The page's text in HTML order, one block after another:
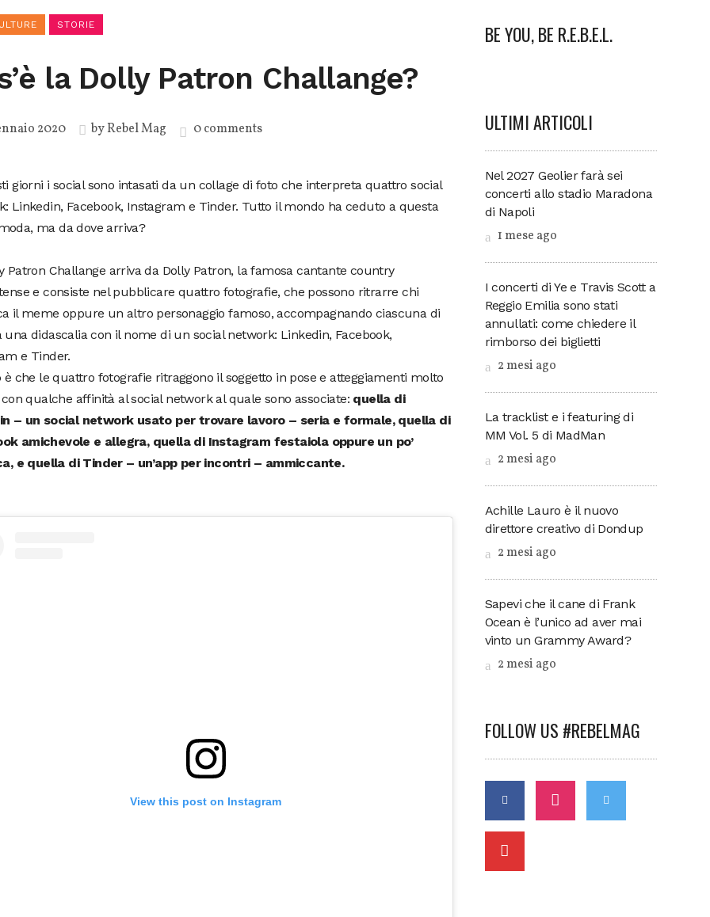
STORIE
la Dolly Patron Challange?
2020 byRebel Mag 0 comments
giorni i social sono intasati da un collage di foto che interpreta quattro social
Linkedin, Facebook, Instagram e Tinder. Tutto il mondo ha ceduto a questa
ma da dove arriva?
Patron Challange arriva da Dolly Patron, la famosa cantante country
e consiste nel pubblicare quattro fotografie, che possono ritrarre chi
il meme oppure un altro personaggio famoso, accompagnando ciascuna di
una didascalia con il nome di un social network: Linkedin, Facebook,
e Tinder.
è che le quattro fotografie ritraggono il soggetto in pose e atteggiamenti molto
qualche affinità al social network al quale sono associate: quella di
– un social network usato per trovare lavoro – seria e formale, quella di
amichevole e allegra, quella di Instagram festaiola oppure un po’
e quella di Tinder – un’app per incontri – ammiccante.
View this post on Instagram
BE YOU, BE R.E.B.E.L.
ULTIMI ARTICOLI
Nel 2027 Geolier farà sei
concerti allo stadio Maradona
di Napoli
1 mese ago
I concerti di Ye e Travis Scott a
Reggio Emilia sono stati
annullati: come chiedere il
rimborso dei biglietti
2 mesi ago
La tracklist e i featuring di
MM Vol. 5 di MadMan
2 mesi ago
Achille Lauro è il nuovo
direttore creativo di Dondup
2 mesi ago
Sapevi che il cane di Frank
Ocean è l’unico ad aver mai
vinto un Grammy Award?
2 mesi ago
FOLLOW US #REBELMAG